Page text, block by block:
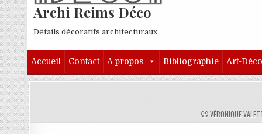
Archi Reims Déco
Détails décoratifs architecturaux
Accueil Contact A propos Bibliographie Art-Déco
AUTHOR:
VÉRONIQUE